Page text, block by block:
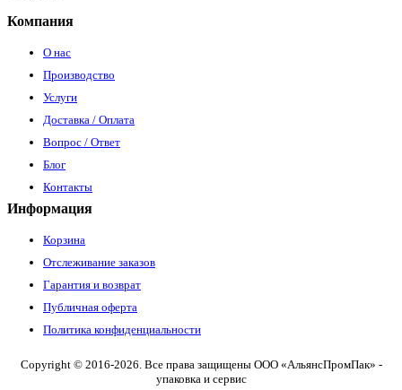
Компания
О нас
Производство
Услуги
Доставка / Оплата
Вопрос / Ответ
Блог
Контакты
Информация
Корзина
Отслеживание заказов
Гарантия и возврат
Публичная оферта
Политика конфиденциальности
Copyright © 2016-2026. Все права защищены ООО «АльянсПромПак» -
упаковка и сервис